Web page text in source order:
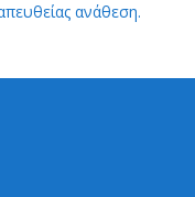
ανάθεση.